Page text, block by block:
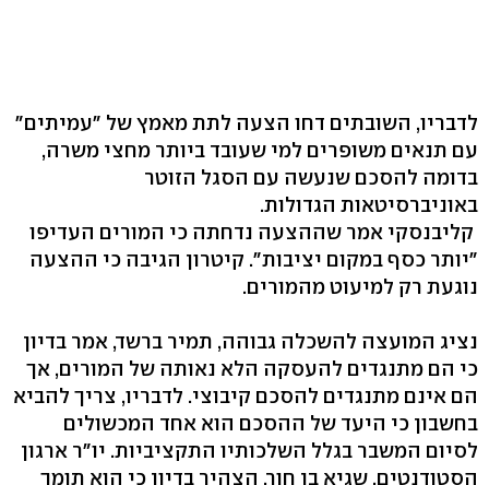
לדבריו, השובתים דחו הצעה לתת מאמץ של "עמיתים"
עם תנאים משופרים למי שעובד ביותר מחצי משרה,
בדומה להסכם שנעשה עם הסגל הזוטר
באוניברסיטאות הגדולות.
קליבנסקי אמר שההצעה נדחתה כי המורים העדיפו
"יותר כסף במקום יציבות". קיטרון הגיבה כי ההצעה
נוגעת רק למיעוט מהמורים.
נציג המועצה להשכלה גבוהה, תמיר ברשד, אמר בדיון
כי הם מתנגדים להעסקה הלא נאותה של המורים, אך
הם אינם מתנגדים להסכם קיבוצי. לדבריו, צריך להביא
בחשבון כי היעד של ההסכם הוא אחד המכשולים
לסיום המשבר בגלל השלכותיו התקציביות. יו"ר ארגון
הסטודנטים, שגיא בן חור, הצהיר בדיון כי הוא תומך